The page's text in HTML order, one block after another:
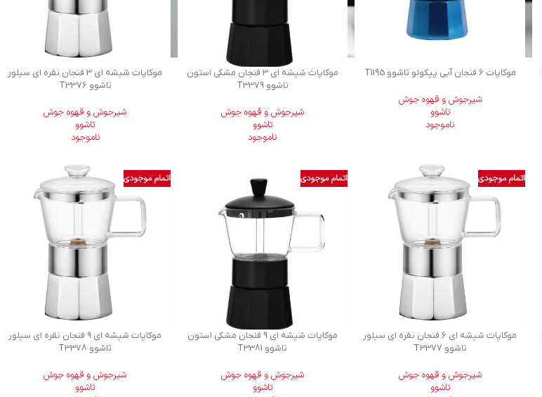
موکاپات 6 فنجان آبی پیکولو تاشوو T1195
شیرجوش و قهوه جوش
تاشوو
ناموجود
موکاپات شیشه ای 3 فنجان مشکی استون
تاشوو T3379
شیرجوش و قهوه جوش
تاشوو
ناموجود
موکاپات شیشه ای 3 فنجان نقره ای سیلور
تاشوو T3376
شیرجوش و قهوه جوش
تاشوو
ناموجود
اتمام موجودی
موکاپات شیشه ای 6 فنجان نقره ای سیلور
تاشوو T3377
شیرجوش و قهوه جوش
تاشوو
اتمام موجودی
موکاپات شیشه ای 9 فنجان مشکی استون
تاشوو T3381
شیرجوش و قهوه جوش
تاشوو
اتمام موجودی
موکاپات شیشه ای 9 فنجان نقره ای سیلور
تاشوو T3378
شیرجوش و قهوه جوش
تاشوو